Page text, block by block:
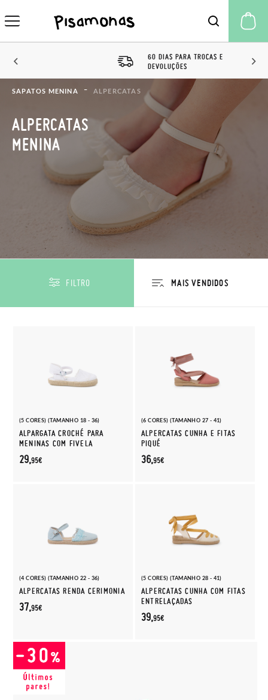
60 DIAS PARA TROCAS E
DEVOLUÇÕES
SAPATOS MENINA ALPERCATAS
ALPERCATAS
MENINA
FILTRO
(5 CORES) (TAMANHO 18 - 36)
ALPARGATA CROCHÉ PARA
MENINAS COM FIVELA
29,95€
(6 CORES) (TAMANHO 27 - 41)
ALPERCATAS CUNHA E FITAS
PIQUÉ
36,95€
(4 CORES) (TAMANHO 22 - 36)
ALPERCATAS RENDA CERIMONIA
37,95€
(5 CORES) (TAMANHO 28 - 41)
ALPERCATAS CUNHA COM FITAS
ENTRELAÇADAS
39,95€